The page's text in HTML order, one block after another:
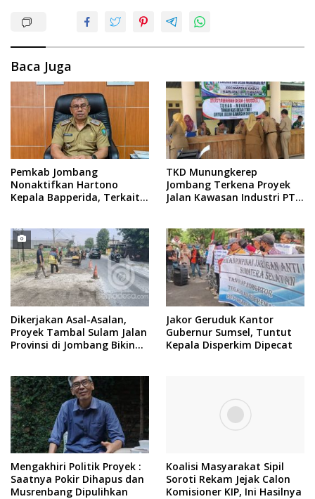
Baca Juga
Pemkab Jombang
Nonaktifkan Hartono
Kepala Bapperida, Terkait
TKD Munungkerep
Jombang Terkena Proyek
Jalan Kawasan Industri PT
Dikerjakan Asal-Asalan,
Proyek Tambal Sulam Jalan
Provinsi di Jombang Bikin
Jakor Geruduk Kantor
Gubernur Sumsel, Tuntut
Kepala Disperkim Dipecat
Mengakhiri Politik Proyek :
Saatnya Pokir Dihapus dan
Musrenbang Dipulihkan
Koalisi Masyarakat Sipil
Soroti Rekam Jejak Calon
Komisioner KIP, Ini Hasilnya